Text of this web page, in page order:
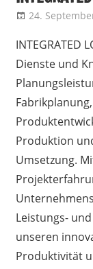
24.
INTEGRATED
Dienste und
Produktion
Umsetzung.
Leistungs-
unseren
Produktivität